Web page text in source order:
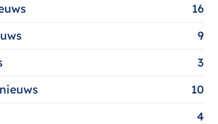
16
9
3
10
4